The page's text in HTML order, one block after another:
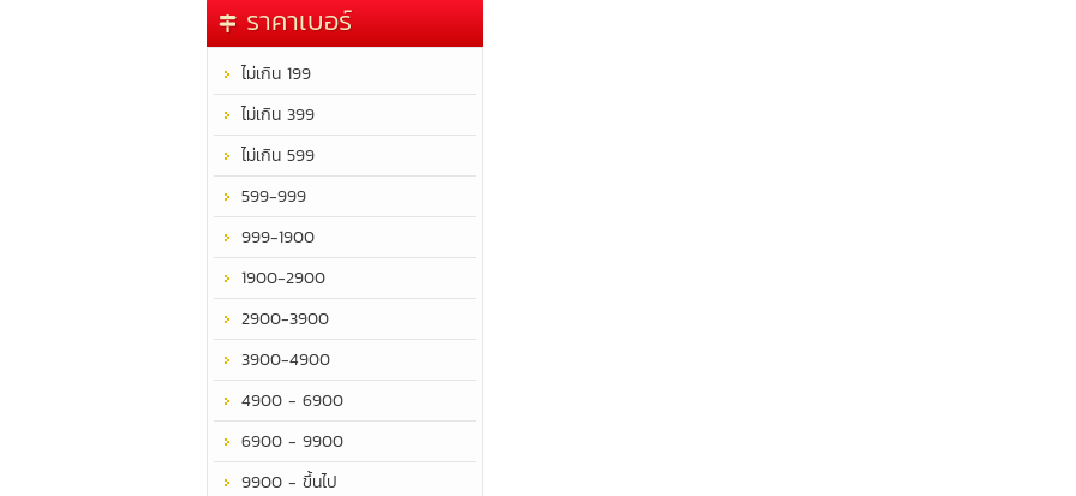
ราคาเบอร์
ไม่เกิน 199
ไม่เกิน 399
ไม่เกิน 599
599-999
999-1900
1900-2900
2900-3900
3900-4900
4900 - 6900
6900 - 9900
9900 - ขึ้นไป